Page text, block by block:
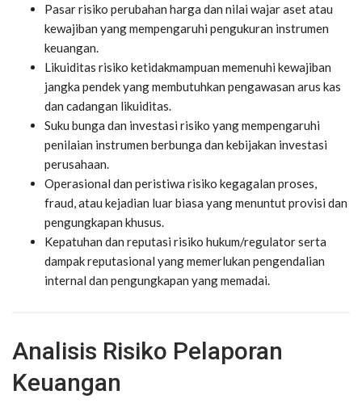
Pasarrisiko perubahan harga dan nilai wajar aset atau
kewajiban yang mempengaruhi pengukuran instrumen
keuangan.
Likuiditas risiko ketidakmampuan memenuhi kewajiban
jangka pendek yang membutuhkan pengawasan arus kas
dan cadangan likuiditas.
Suku bunga dan investasi risiko yang mempengaruhi
penilaian instrumen berbunga dan kebijakan investasi
perusahaan.
Operasional dan peristiwa risiko kegagalan proses,
fraud, atau kejadian luar biasa yang menuntut provisi dan
pengungkapan khusus.
Kepatuhan dan reputasi risiko hukum/regulator serta
dampak reputasional yang memerlukan pengendalian
internal dan pengungkapan yang memadai.
Analisis Risiko Pelaporan
Keuangan